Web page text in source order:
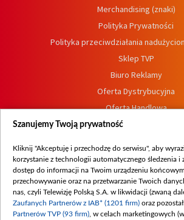
Merchandising (znaki)
Polityka Prywatności
Polityka przeciwdziałania
Sklep TVP
Biuro Reklamy
Oferta Dystrybucyjna
Oferta Handlowa
Dostępność
Procedura zgłoszeń
Szanujemy Twoją prywatność
Kliknij "Akceptuję i przechodzę do serwisu", aby
korzystanie z technologii automatycznego śledzenia i
dostęp do informacji na Twoim urządzeniu
przechowywanie oraz na przetwarzanie Twoich
nas, czyli Telewizję Polską S.A. w likwidacji (zwaną
Zaufanych Partnerów z IAB* (1201 firm) oraz
Partnerów TVP (93 firm) , w celach marketingowych